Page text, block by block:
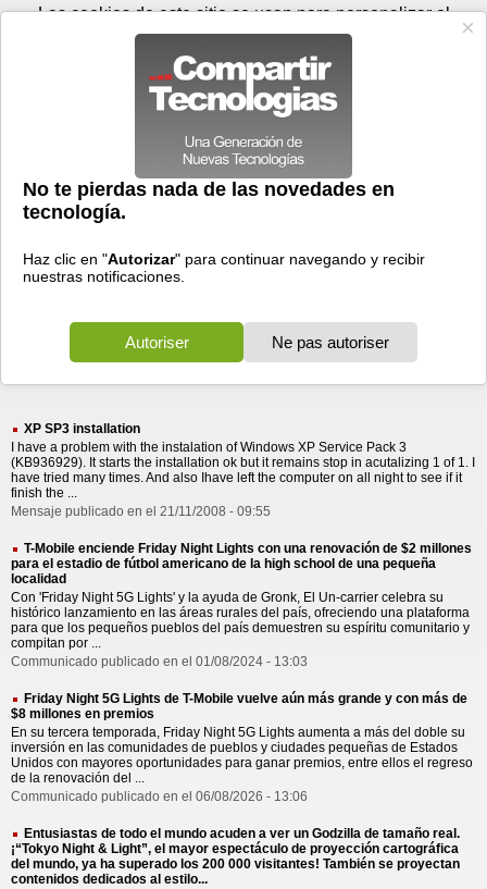
Prensa Videos
night
116 resultados Ordenar por fecha-Ordenar por pertinencia
XP SP3 installation
I have a problem with the instalation of Windows XP Service Pack 3
(KB936929). It starts the installation ok but it remains stop in acutalizing 1 of 1. I
have tried many times. And also Ihave left the computer on all night to see if it
finish the ...
Mensaje publicado en el 21/11/2008 - 09:55
T-Mobile enciende Friday Night Lights con una renovación de $2 millones
para el estadio de fútbol americano de la high school de una pequeña
localidad
Con 'Friday Night 5G Lights' y la ayuda de Gronk, El Un-carrier celebra su
histórico lanzamiento en las áreas rurales del país, ofreciendo una plataforma
para que los pequeños pueblos del país demuestren su espíritu comunitario y
compitan por ...
Communicado publicado en el 01/08/2024 - 13:03
Friday Night 5G Lights de T-Mobile vuelve aún más grande y con más de
$8 millones en premios
En su tercera temporada, Friday Night 5G Lights aumenta a más del doble su
inversión en las comunidades de pueblos y ciudades pequeñas de Estados
Unidos con mayores oportunidades para ganar premios, entre ellos el regreso
de la renovación del ...
Communicado publicado en el 06/08/2026 - 13:06
Entusiastas de todo el mundo acuden a ver un Godzilla de tamaño real.
¡“Tokyo Night & Light”, el mayor espectáculo de proyección cartográfica
del mundo, ya ha superado los 200 000 visitantes! También se proyectan
contenidos dedicados al estilo...
Lunes 10 de agosto - 05:44 Registrar Conectar
Las cookies de este sitio se usan para personalizar el
contenido y los anuncios, para ofrecer funciones de medios
sociales y para analizar el tráfico. Además, compartimos
información sobre el uso que haga del sitio web con nuestros
partners de medios sociales, de publicidad y de análisis
web.
OK